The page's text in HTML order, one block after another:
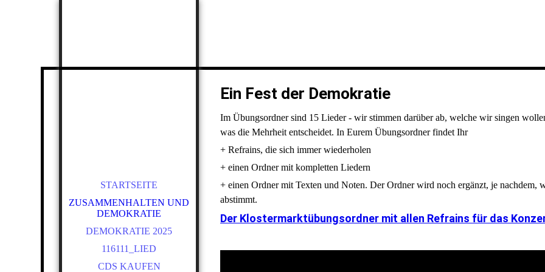
STARTSEITE
ZUSAMMENHALTEN UND
DEMOKRATIE
DEMOKRATIE 2025
116111_LIED
CDS KAUFEN
Ein Fest der Demokratie
Im Übungsordner sind 15 Lieder - wir stimmen darüber ab, welche wir singen
was die Mehrheit entscheidet. In Eurem Übungsordner findet Ihr
+ Refrains, die sich immer wiederholen
+ einen Ordner mit kompletten Liedern
+ einen Ordner mit Texten und Noten. Der Ordner wird noch ergänzt, je nachdem,
abstimmt.
Der Klostermarktübungsordner mit allen Refrains für das